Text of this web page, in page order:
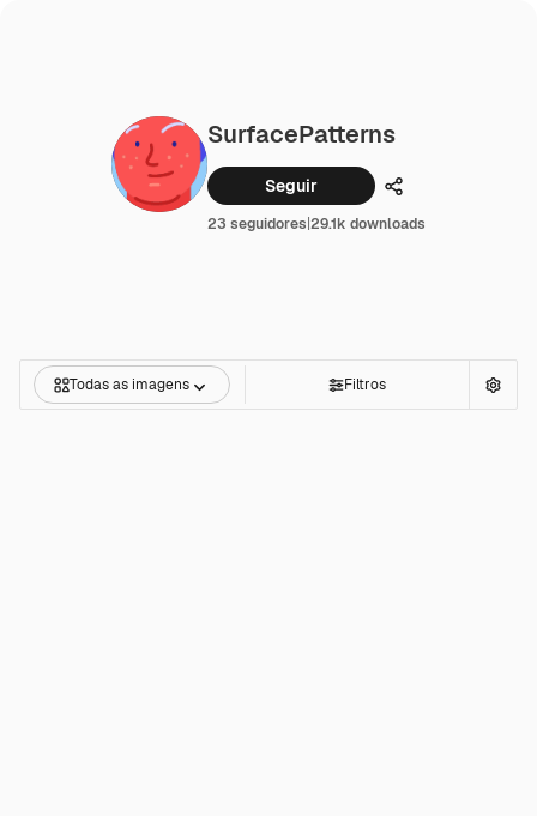
SurfacePatterns
Seguir Compartilhar
23 seguidores|29.1k downloads
Todas as imagens Filtros